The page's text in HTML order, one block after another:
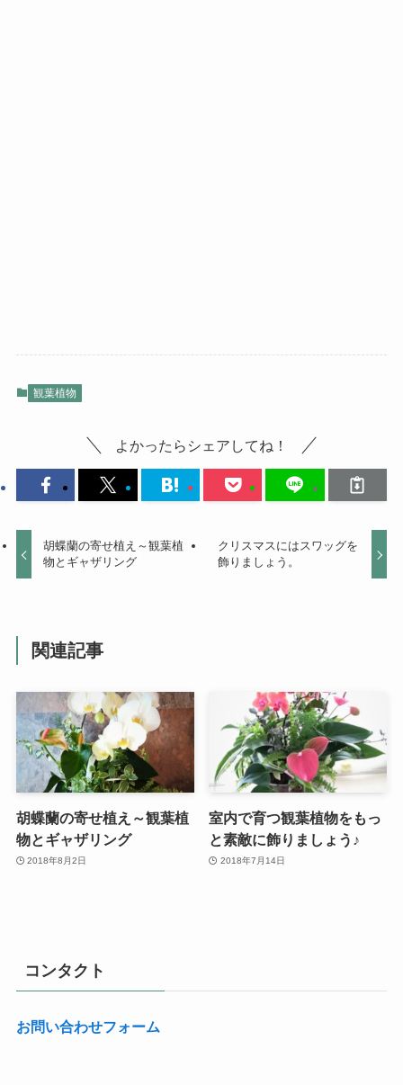
観葉植物
よかったらシェアしてね！
胡蝶蘭の寄せ植え～観葉植
物とギャザリング
クリスマスにはスワッグを
飾りましょう。
関連記事
胡蝶蘭の寄せ植え～観葉植
物とギャザリング
2018年8月2日
室内で育つ観葉植物をもっ
と素敵に飾りましょう♪
2018年7月14日
コンタクト
お問い合わせフォーム